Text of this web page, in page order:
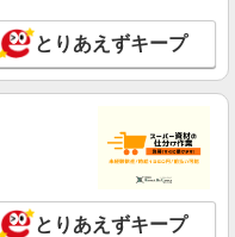
クショップの携帯販売ス
322,000円 試用期間あり 6
験・能力による 【試用
〜 322000 円
間店 神奈川県 座間市 座間2
詳細を見る
とりあえずキープ
とりあえずキープ